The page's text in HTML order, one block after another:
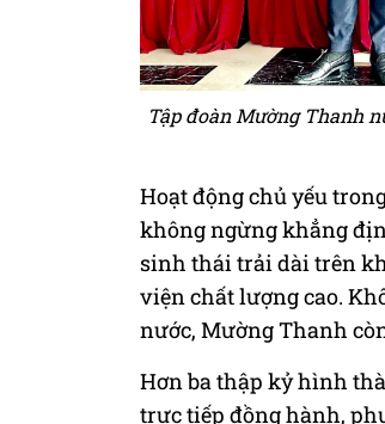
Tập đoàn Mường Thanh
Hoạt động chủ yếu
không ngừng khẳng
sinh thái trải dài trên
viện chất lượng cao.
nước, Mường Thanh
Hơn ba thập kỷ hình
trực tiếp đồng hành,